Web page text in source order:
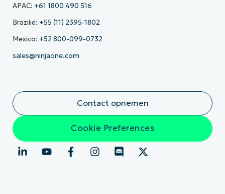
APAC: +61 1800 490 516
Brazilië: +55 (11) 2395-1802
Mexico: +52 800-099-0732
sales@ninjaone.com
Contact opnemen
Cookie Preferences